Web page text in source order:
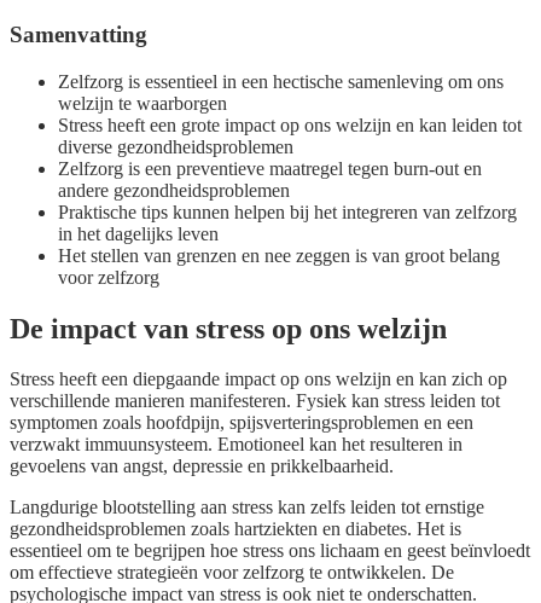
Samenvatting
Zelfzorg is essentieel in een hectische samenleving om ons
welzijn te waarborgen
Stress heeft een grote impact op ons welzijn en kan leiden tot
diverse gezondheidsproblemen
Zelfzorg is een preventieve maatregel tegen burn-out en
andere gezondheidsproblemen
Praktische tips kunnen helpen bij het integreren van zelfzorg
in het dagelijks leven
Het stellen van grenzen en nee zeggen is van groot belang
voor zelfzorg
De impact van stress op ons welzijn
Stress heeft een diepgaande impact op ons welzijn en kan zich op
verschillende manieren manifesteren. Fysiek kan stress leiden tot
symptomen zoals hoofdpijn, spijsverteringsproblemen en een
verzwakt immuunsysteem. Emotioneel kan het resulteren in
gevoelens van angst, depressie en prikkelbaarheid.
Langdurige blootstelling aan stress kan zelfs leiden tot ernstige
gezondheidsproblemen zoals hartziekten en diabetes. Het is
essentieel om te begrijpen hoe stress ons lichaam en geest beïnvloedt
om effectieve strategieën voor zelfzorg te ontwikkelen. De
psychologische impact van stress is ook niet te onderschatten.